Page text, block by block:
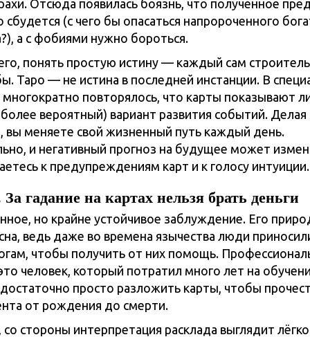
Отсюда появилась боязнь, что полученное
(с чего бы опасаться напророченного
а с фобиями нужно бороться.
понять простую истину — каждый сам
Таро — не истина в последней инстанции. В
многократно повторялось, что карты показывают
вероятный) вариант развития событий. Делая
вы меняете свой жизненный путь каждый день.
и негативный прогноз на будущее может
к предупреждениям карт и к голосу интуиции.
гадание на картах нельзя брать деньги
но крайне устойчивое заблуждение. Его
ведь даже во времена язычества люди
чтобы получить от них помощь.
человек, который потратил много лет на
просто разложить карты, чтобы
от рождения до смерти.
стороны интерпретация расклада выглядит